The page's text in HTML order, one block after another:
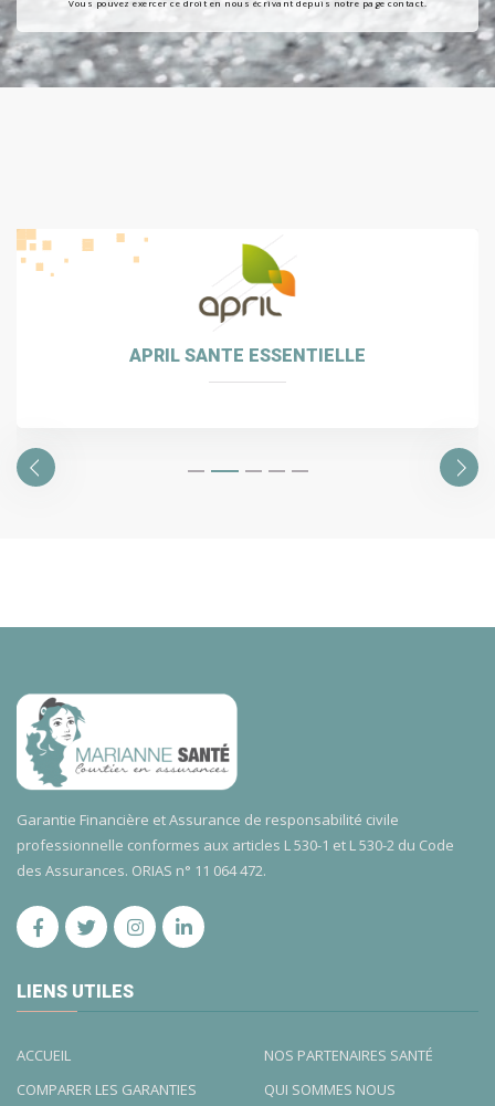
Vous pouvez exercer ce droit en nous écrivant depuis notre page contact.
APRIL SANTE ESSENTIELLE
Garantie Financière et Assurance de responsabilité civile
professionnelle conformes aux articles L 530-1 et L 530-2 du Code
des Assurances. ORIAS n° 11 064 472.
LIENS UTILES
ACCUEIL
NOS PARTENAIRES SANTÉ
COMPARER LES GARANTIES
QUI SOMMES NOUS